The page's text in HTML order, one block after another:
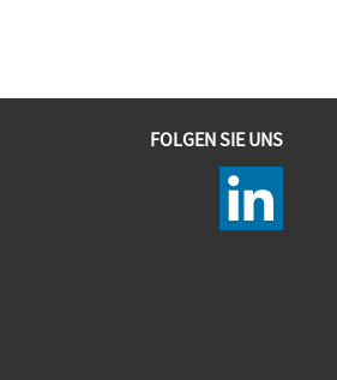
FOLGEN SIE UNS